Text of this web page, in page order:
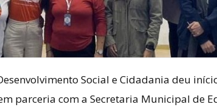
Social e Cidadania deu
parceria com a Secretaria Municipal de